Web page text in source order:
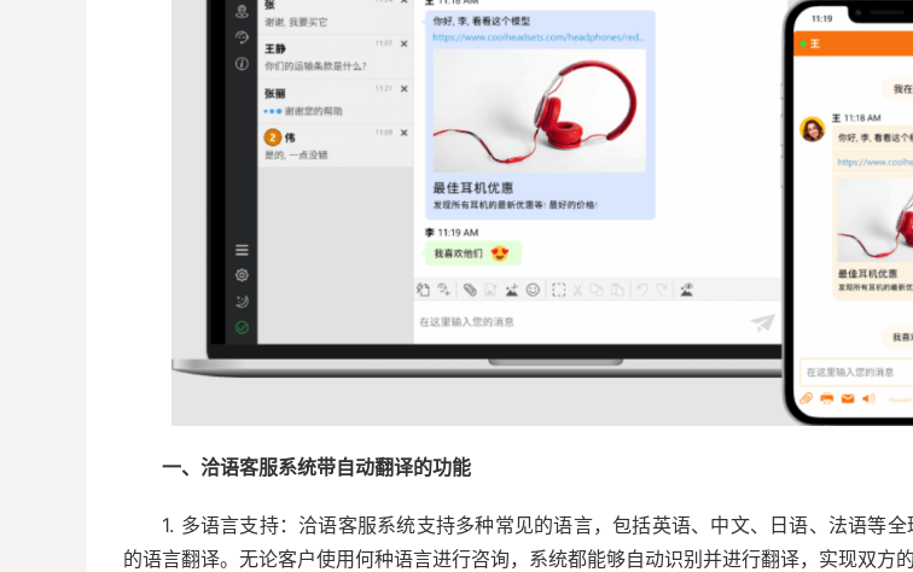
一、洽语客服系统带自动翻译的功能
1. 多语言支持：洽语客服系统支持多种常见的语言，包括英语、中文、日语、法语等全
的语言翻译。无论客户使用何种语言进行咨询，系统都能够自动识别并进行翻译，实现双方的